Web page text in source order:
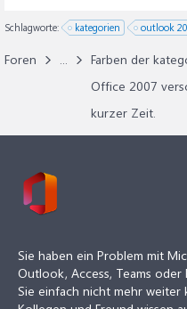
Schlagworte: kategorien outlook
Foren ...
Farben der
Office 2007
kurzer Zeit.
Sie haben ein Problem mit
Outlook, Access, Teams oder
Sie einfach nicht mehr weiter